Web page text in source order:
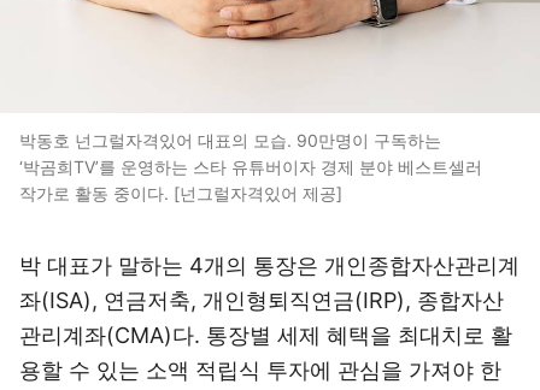
박동호 넌그럴자격있어 대표의 모습. 90만명이 구독하는
‘박곰희TV’를 운영하는 스타 유튜버이자 경제 분야 베스트셀러
작가로 활동 중이다. [넌그럴자격있어 제공]
박 대표가 말하는 4개의 통장은 개인종합자산관리계
좌(ISA), 연금저축, 개인형퇴직연금(IRP), 종합자산
관리계좌(CMA)다. 통장별 세제 혜택을 최대치로 활
용할 수 있는 소액 적립식 투자에 관심을 가져야 한